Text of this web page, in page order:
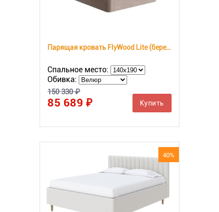
Парящая кровать FlyWood Lite (береза)
Спальное место:
Обивка:
150 330 ₽
85 689 ₽ Купить
40%